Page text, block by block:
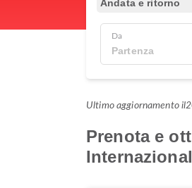
Andata e ritorno
Da
Ultimo aggiornamento il
Prenota e